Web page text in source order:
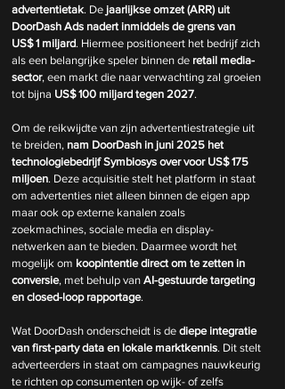
advertentietak. De jaarlijkse omzet (ARR) uit
DoorDash Ads nadert inmiddels de grens van
US$ 1 miljard. Hiermee positioneert het bedrijf zich
als een belangrijke speler binnen de retail media-
sector, een markt die naar verwachting zal groeien
tot bijna US$ 100 miljard tegen 2027.
Om de reikwijdte van zijn advertentiestrategie uit
te breiden, nam DoorDash in juni 2025 het
technologiebedrijf Symbiosys over voor US$ 175
miljoen. Deze acquisitie stelt het platform in staat
om advertenties niet alleen binnen de eigen app
maar ook op externe kanalen zoals
zoekmachines, sociale media en display-
netwerken aan te bieden. Daarmee wordt het
mogelijk om koopintentie direct om te zetten in
conversie, met behulp van AI-gestuurde targeting
en closed-loop rapportage.
Wat DoorDash onderscheidt is de diepe integratie
van first-party data en lokale marktkennis. Dit stelt
adverteerders in staat om campagnes nauwkeurig
te richten op consumenten op wijk- of zelfs